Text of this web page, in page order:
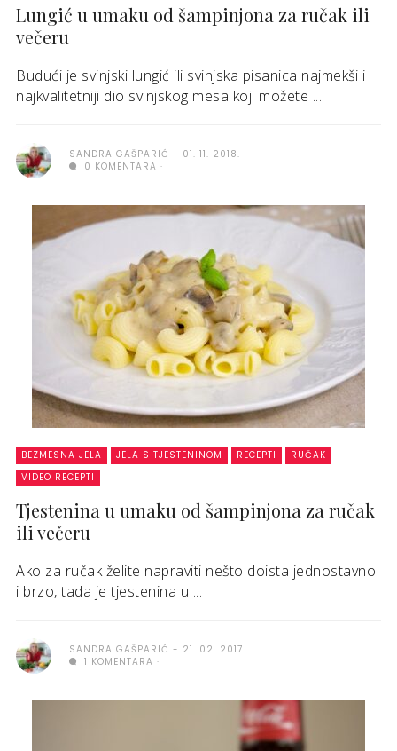
Lungić u umaku od šampinjona za ručak ili
večeru
Budući je svinjski lungić ili svinjska pisanica najmekši i
najkvalitetniji dio svinjskog mesa koji možete ...
SANDRA GAŠPARIĆ
01. 11. 2018.
0 KOMENTARA
BEZMESNA JELA JELA S TJESTENINOM RECEPTI
RUČAK
VIDEO RECEPTI
Tjestenina u umaku od šampinjona za ručak
ili večeru
Ako za ručak želite napraviti nešto doista jednostavno
i brzo, tada je tjestenina u ...
SANDRA GAŠPARIĆ
21. 02. 2017.
1 KOMENTARA